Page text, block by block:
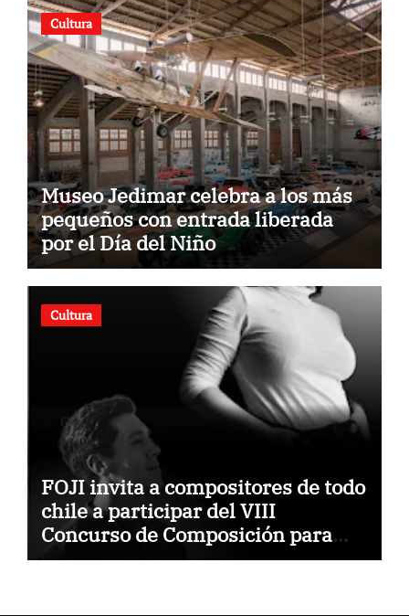
Cultura
Museo Jedimar celebra a los más
pequeños con entrada liberada
por el Día del Niño
Cultura
FOJI invita a compositores de todo
chile a participar del VIII
Concurso de Composición para
Orquestas Infanto Juveniles